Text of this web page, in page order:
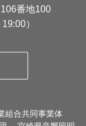
番地100
）
組合共同事業体